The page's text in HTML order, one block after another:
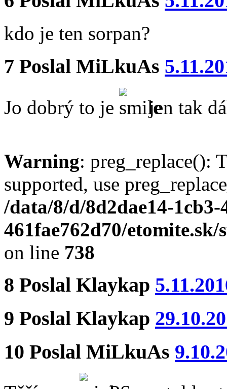
kdo je ten sorpan?
7 Poslal MiLkuAs
Jo dobrý to je jen tak
Warning: preg_replace():
supported, use
/data/8/d/8d2dae14-1cb3-
461fae762d70/
on line 738
8 Poslal Klaykap
9 Poslal Klaykap
10 Poslal MiLkuAs